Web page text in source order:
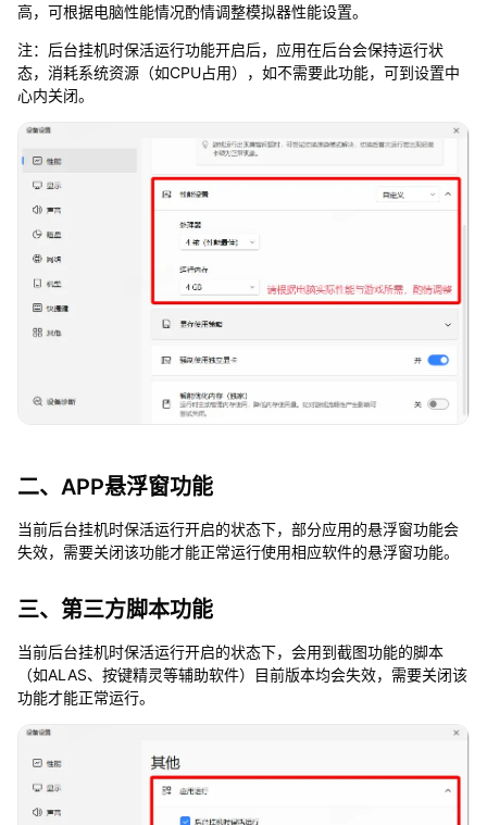
高，可根据电脑性能情况酌情调整模拟器性能设置。
注：后台挂机时保活运行功能开启后，应用在后台会保持运行状
态，消耗系统资源（如CPU占用），如不需要此功能，可到设置中
心内关闭。
二、APP悬浮窗功能
当前后台挂机时保活运行开启的状态下，部分应用的悬浮窗功能会
失效，需要关闭该功能才能正常运行使用相应软件的悬浮窗功能。
三、第三方脚本功能
当前后台挂机时保活运行开启的状态下，会用到截图功能的脚本
（如ALAS、按键精灵等辅助软件）目前版本均会失效，需要关闭该
功能才能正常运行。